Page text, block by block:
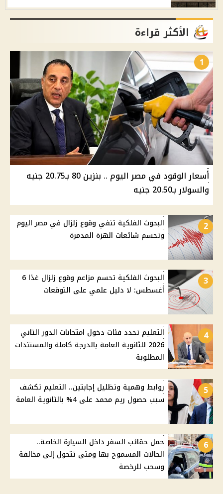
الأكثر قراءة
1
أسعار الوقود في مصر اليوم .. بنزين 80 بـ20.75 جنيه
والسولار بـ20.50 جنيه
2
البحوث الفلكية تنفي وقوع زلزال في مصر اليوم
وتحسم شائعات الهزة المدمرة
3
البحوث الفلكية تحسم مزاعم وقوع زلزال غدًا 6
أغسطس: لا دليل علمي على التوقعات
4
التعليم تحدد فئات دخول امتحانات الدور الثاني
2026 للثانوية العامة بالدرجة كاملة والمستندات
المطلوبة
5
روابط وهمية وتظليل إجابتين.. التعليم تكشف
سبب حصول ريم محمد على 4% بالثانوية العامة
6
حمل حقائب السفر داخل السيارة الخاصة..
الحالات المسموح بها ومتى تتحول إلى مخالفة
وسحب للرخصة